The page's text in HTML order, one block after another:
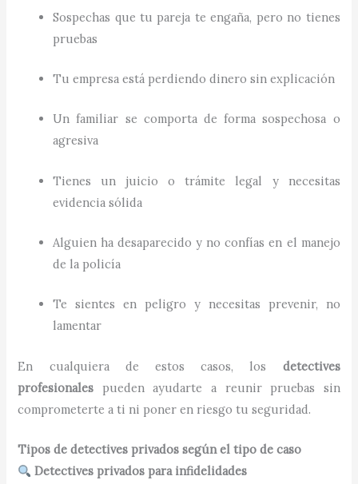
Sospechas que tu pareja te engaña, pero no tienes
pruebas
Tu empresa está perdiendo dinero sin explicación
Un familiar se comporta de forma sospechosa o
agresiva
Tienes un juicio o trámite legal y necesitas
evidencia sólida
Alguien ha desaparecido y no confías en el manejo
de la policía
Te sientes en peligro y necesitas prevenir, no
lamentar
En cualquiera de estos casos, los detectives
profesionales pueden ayudarte a reunir pruebas sin
comprometerte a ti ni poner en riesgo tu seguridad.
Tipos de detectives privados según el tipo de caso
Detectives privados para infidelidades